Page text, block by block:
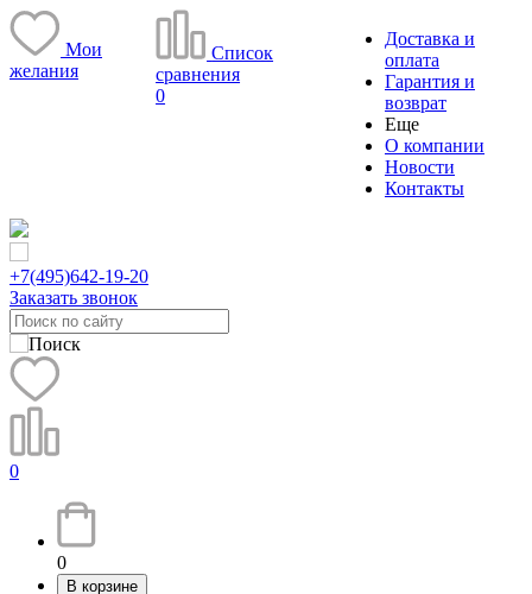
Мои
желания
Список
сравнения
0
Доставка и
оплата
Гарантия и
возврат
Еще
О компании
Новости
Контакты
+7(495)642-19-20
Заказать звонок
0
0
В корзине